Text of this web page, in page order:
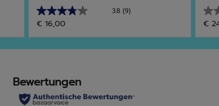
3.8 (9)
3.8
von
5
Sternen.
Bewertungen
€ 16,00
0.0
von
5
€